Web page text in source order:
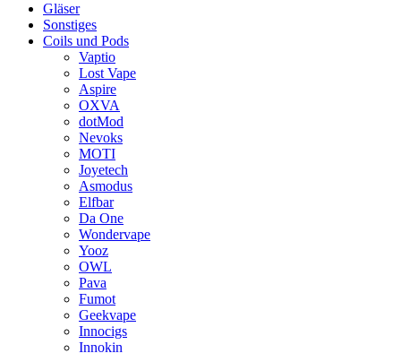
Gläser
Sonstiges
Coils und Pods
Vaptio
Lost Vape
Aspire
OXVA
dotMod
Nevoks
MOTI
Joyetech
Asmodus
Elfbar
Da One
Wondervape
Yooz
OWL
Pava
Fumot
Geekvape
Innocigs
Innokin